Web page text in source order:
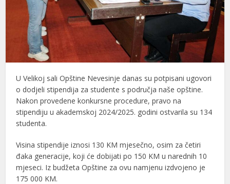
U Velikoj sali Opštine Nevesinje danas su potpisani ugovori
o dodjeli stipendija za studente s područja naše opštine.
Nakon provedene konkursne procedure, pravo na
stipendiju u akademskoj 2024/2025. godini ostvarila su 134
studenta.
Visina stipendije iznosi 130 KM mjesečno, osim za četiri
đaka generacije, koji će dobijati po 150 KM u narednih 10
mjeseci. Iz budžeta Opštine za ovu namjenu izdvojeno je
175 000 KM.